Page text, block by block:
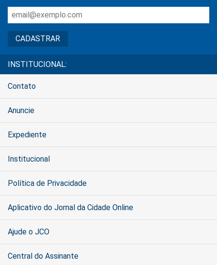
INSTITUCIONAL:
Contato
Anuncie
Expediente
Institucional
Política de Privacidade
Aplicativo do Jornal da Cidade Online
Ajude o JCO
Central do Assinante